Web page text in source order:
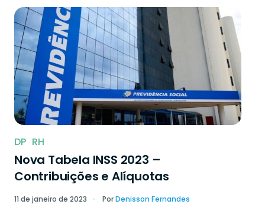
DP RH
Nova Tabela INSS 2023 –
Contribuições e Alíquotas
11 de janeiro de 2023 PorDenisson Fernandes